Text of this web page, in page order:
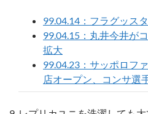
99.04.14：フラグッス
99.04.15：丸井今井が
拡大
99.04.23：サッポロフ
店オープン、コンサ選